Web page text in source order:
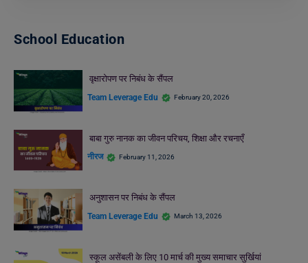
School Education
वृक्षारोपण पर निबंध के सैंपल
Team Leverage Edu February 20, 2026
बाबा गुरु नानक का जीवन परिचय, शिक्षा और रचनाएँ
नीरज February 11, 2026
अनुशासन पर निबंध के सैंपल
Team Leverage Edu March 13, 2026
स्कूल असेंबली के लिए 10 मार्च की मुख्य समाचार सुर्खियां